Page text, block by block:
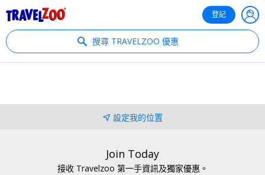
登記
搜尋 TRAVELZOO 優惠
設定我的位置
Join Today
接收 Travelzoo 第一手資訊及獨家優惠。